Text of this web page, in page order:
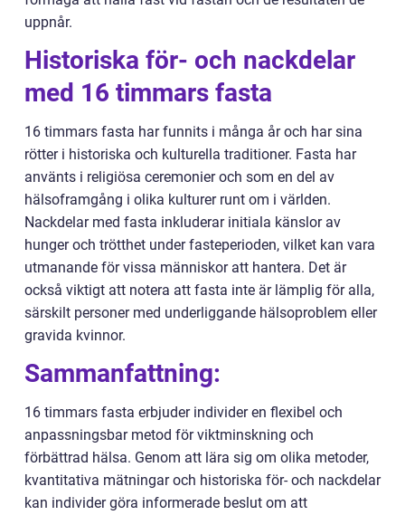
uppnår.
Historiska för- och nackdelar
med 16 timmars fasta
16 timmars fasta har funnits i många år och har sina
rötter i historiska och kulturella traditioner. Fasta har
använts i religiösa ceremonier och som en del av
hälsoframgång i olika kulturer runt om i världen.
Nackdelar med fasta inkluderar initiala känslor av
hunger och trötthet under fasteperioden, vilket kan vara
utmanande för vissa människor att hantera. Det är
också viktigt att notera att fasta inte är lämplig för alla,
särskilt personer med underliggande hälsoproblem eller
gravida kvinnor.
Sammanfattning:
16 timmars fasta erbjuder individer en flexibel och
anpassningsbar metod för viktminskning och
förbättrad hälsa. Genom att lära sig om olika metoder,
kvantitativa mätningar och historiska för- och nackdelar
kan individer göra informerade beslut om att